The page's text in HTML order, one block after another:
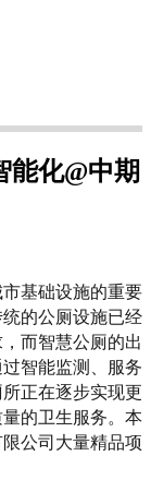
化@中期
基础设施的重要
的公厕设施已经
而智慧公厕的出
智能监测、服务
正在逐步实现更
的卫生服务。本
公司大量精品项